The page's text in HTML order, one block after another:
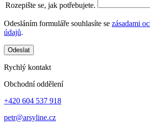
Rozepište se, jak potřebujete.
Odesláním formuláře souhlasíte se zásadami
údajů.
Odeslat
Rychlý kontakt
Obchodní oddělení
+420 604 537 918
petr@arsyline.cz